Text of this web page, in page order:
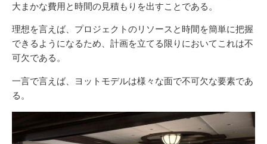
大まかな費用と時間の見積もりを出すことである。
理想を言えば、プロジェクトのリソースと時間を簡単に把握
できるようになるため、計画を立てる限りにおいてこれは不
可欠である。
一言で言えば、ヨットモデルは様々な面で不可欠な要素であ
る。